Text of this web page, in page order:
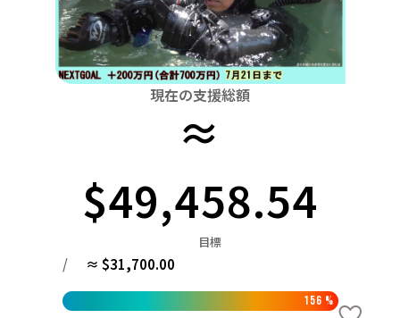
九州・沖縄
富山 石川 福井 山梨 長野
滋賀 京都 大阪 兵庫 奈良
岡山 広島 山口
佐賀 長崎 熊本 大分 宮崎
現在の支援総額
≈
$49,458.54
目標
/ ≈ $31,700.00
156 %